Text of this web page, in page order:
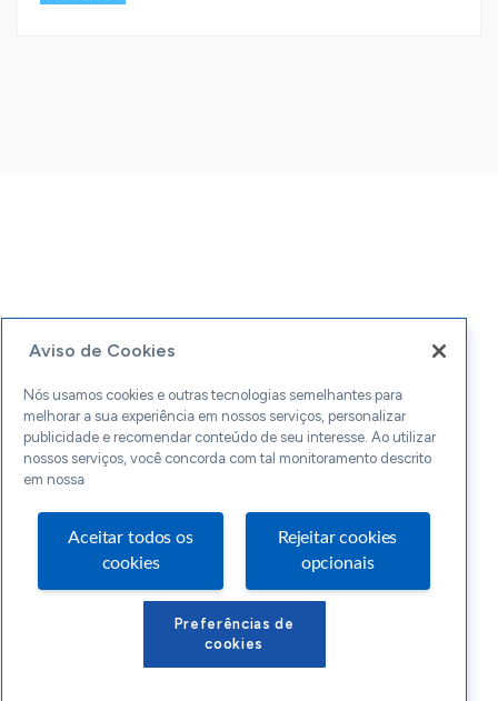
Aviso de Cookies
Nós usamos cookies e outras tecnologias semelhantes para
melhorar a sua experiência em nossos serviços, personalizar
publicidade e recomendar conteúdo de seu interesse. Ao utilizar
nossos serviços, você concorda com tal monitoramento descrito
em nossa
Aceitar todos os
cookies
Rejeitar cookies
opcionais
Preferências de
cookies